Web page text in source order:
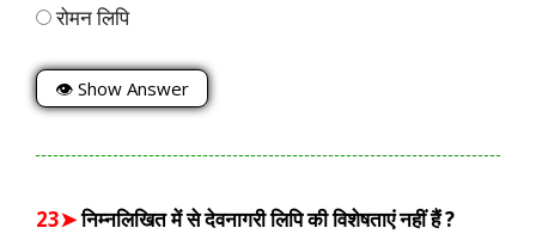
रोमन लिपि
👁 Show Answer
23➤निम्नलिखित में से देवनागरी लिपि की विशेषताएं नहीं हैं ?